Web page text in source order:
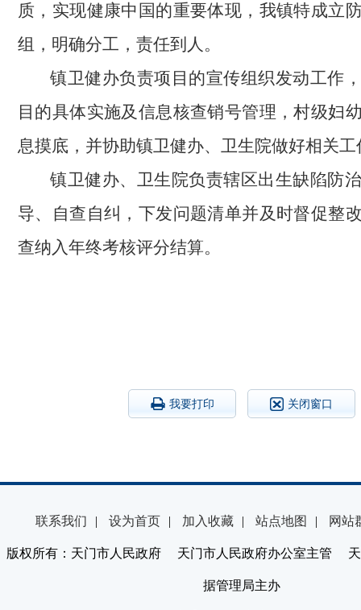
质，实现健康中国的重要体现，我镇特成立
组，明确分工，责任到人。
镇卫健办负责项目的宣传组织发动工作
目的具体实施及信息核查销号管理，村级妇
息摸底，并协助镇卫健办、卫生院做好相关工
镇卫健办、卫生院负责辖区出生缺陷防
导、自查自纠，下发问题清单并及时督促整
查纳入年终考核评分结算。
我要打印 关闭窗口
联系我们 | 设为首页 | 加入收藏 | 站点地图 | 网站
版权所有：天门市人民政府 天门市人民政府办公室主管 天
据管理局主办